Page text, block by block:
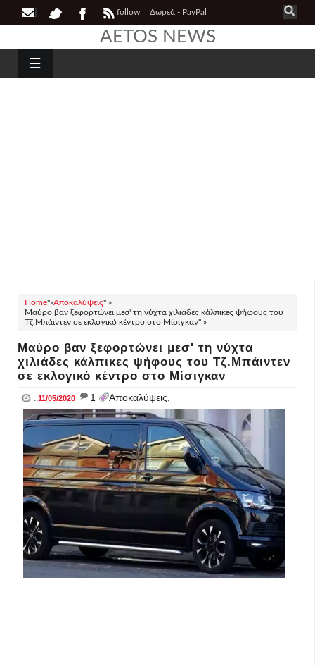
follow Δωρεά - PayPal
AETOS NEWS
☰
Home"»Αποκαλύψεις" »
Μαύρο βαν ξεφορτώνει μεσ' τη νύχτα χιλιάδες κάλπικες ψήφους του
Τζ.Μπάιντεν σε εκλογικό κέντρο στο Μίσιγκαν" »
Μαύρο βαν ξεφορτώνει μεσ' τη νύχτα
χιλιάδες κάλπικες ψήφους του Τζ.Μπάιντεν
σε εκλογικό κέντρο στο Μίσιγκαν
..11/05/2020 _ 1 Αποκαλύψεις,